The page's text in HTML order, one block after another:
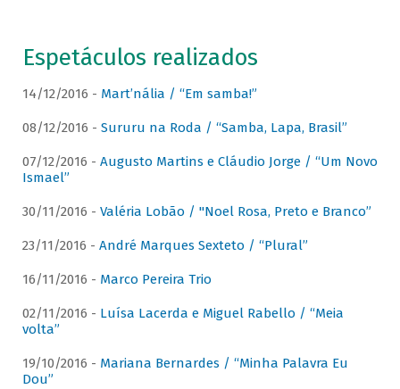
Espetáculos realizados
14/12/2016 - Mart’nália / “Em samba!”
08/12/2016 - Sururu na Roda / “Samba, Lapa, Brasil”
07/12/2016 - Augusto Martins e Cláudio Jorge / “Um Novo
Ismael”
30/11/2016 - Valéria Lobão / "Noel Rosa, Preto e Branco”
23/11/2016 - André Marques Sexteto / “Plural”
16/11/2016 - Marco Pereira Trio
02/11/2016 - Luísa Lacerda e Miguel Rabello / “Meia
volta”
19/10/2016 - Mariana Bernardes / “Minha Palavra Eu
Dou”